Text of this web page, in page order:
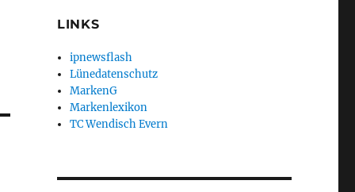
LINKS
ipnewsflash
Lünedatenschutz
MarkenG
Markenlexikon
TC Wendisch Evern